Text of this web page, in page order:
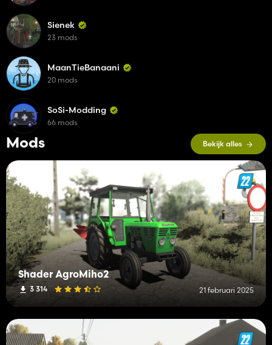
Mods Bekijk alles
Shader AgroMiho2
3 314 21 februari 2025
Sienek
23 mods
MaanTieBanaani
20 mods
SoSi-Modding
66 mods